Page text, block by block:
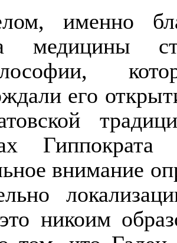
именно
медицины
его
внимание
никоим